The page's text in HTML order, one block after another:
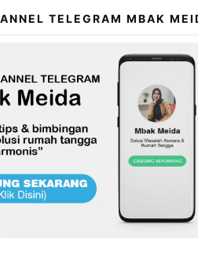
TELEGRAM MBAK